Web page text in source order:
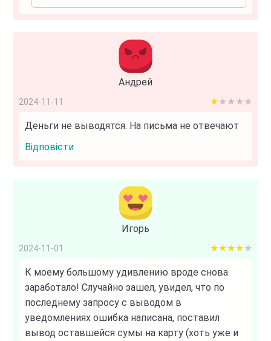
Андрей
2024-11-11 1 out of 5
Деньги не выводятся. На письма не отвечают
Відповісти
Игорь
2024-11-01 4 out of 5
К моему большому удивлению вроде снова
заработало! Случайно зашел, увидел, что по
последнему запросу с выводом в
уведомлениях ошибка написана, поставил
вывод оставшейся сумы на карту (хоть уже и